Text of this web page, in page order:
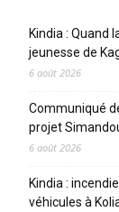
Kindia : Quand
jeunesse de
6 août 2026
Communiqué
projet
6 août 2026
Kindia :
véhicules à